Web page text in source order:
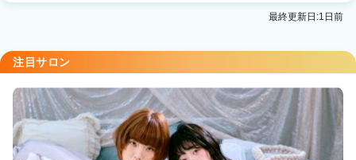
最終更新日:1日前
注目サロン